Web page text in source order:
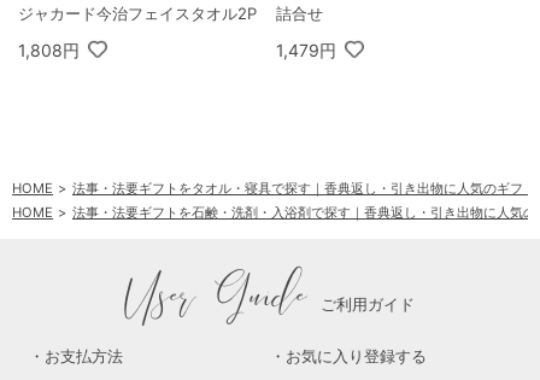
ジャカード今治フェイスタオル2P
1,808円
詰合せ
1,479円
HOME
法事・法要ギフトをタオル・寝具で探す｜香典返し・引き出物に人気のギフト
HOME
法事・法要ギフトを石鹸・洗剤・入浴剤で探す｜香典返し・引き出物に人気の
User Guide ご利用ガイド
お支払方法
お気に入り登録する